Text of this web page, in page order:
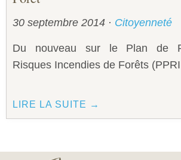
30 septembre 2014 · Citoyenneté
Du nouveau sur le Plan de
Risques Incendies de Forêts
LIRE LA SUITE →